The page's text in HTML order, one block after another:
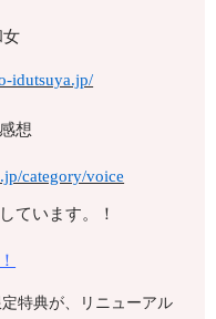
idutsuya.jp/
想
category/voice
ています。！
特典が、リニューアル